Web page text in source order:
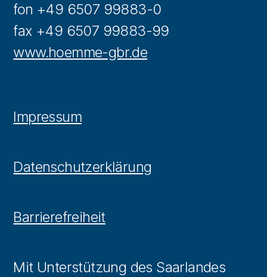
fon +49 6507 99883-0
fax +49 6507 99883-99
www.hoemme-gbr.de
Impressum
Datenschutzerklärung
Barrierefreiheit
Mit Unterstützung des Saarlandes